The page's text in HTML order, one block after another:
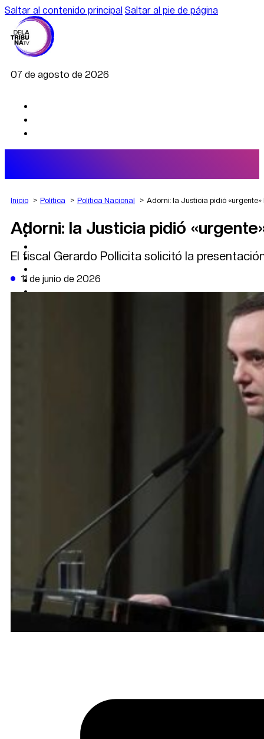
Saltar al contenido principal Saltar al pie de página
07 de agosto de 2026
AGRO
DEPORTES
POLÍTICA
DATA FIRME
DE LA TRIBUNA TV
Inicio Política Política Nacional Adorni: la Justicia pidió
Adorni: la Justicia pidió
El fiscal Gerardo Pollicita solicitó la
11 de junio de 2026